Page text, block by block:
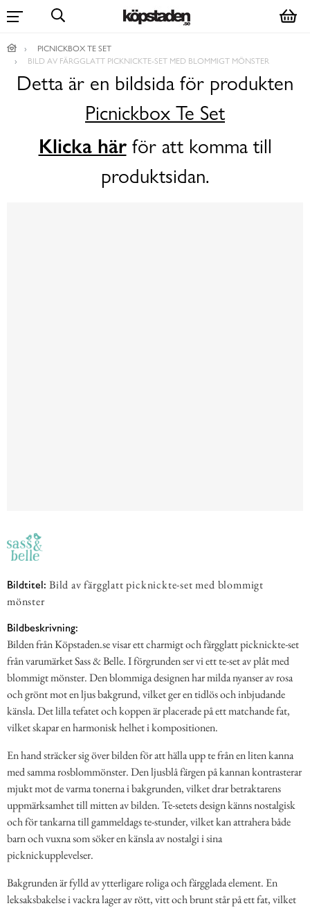
PICNICKBOX TE SET
BILD AV FÄRGGLATT PICKNICKTE-SET MED BLOMMIGT MÖNSTER
Detta är en bildsida för produkten
Picnickbox Te Set
Klicka härför att komma till
produktsidan.
Bildtitel: Bild av färgglatt picknickte-set med blommigt
mönster
Bildbeskrivning:
Bilden från Köpstaden.se visar ett charmigt och färgglatt picknickte-set
från varumärket Sass & Belle. I förgrunden ser vi ett te-set av plåt med
blommigt mönster. Den blommiga designen har milda nyanser av rosa
och grönt mot en ljus bakgrund, vilket ger en tidlös och inbjudande
känsla. Det lilla tefatet och koppen är placerade på ett matchande fat,
vilket skapar en harmonisk helhet i kompositionen.
En hand sträcker sig över bilden för att hälla upp te från en liten kanna
med samma rosblommönster. Den ljusblå färgen på kannan kontrasterar
mjukt mot de varma tonerna i bakgrunden, vilket drar betraktarens
uppmärksamhet till mitten av bilden. Te-setets design känns nostalgisk
och för tankarna till gammeldags te-stunder, vilket kan attrahera både
barn och vuxna som söker en känsla av nostalgi i sina
picknickupplevelser.
Bakgrunden är fylld av ytterligare roliga och färgglada element. En
leksaksbakelse i vackra lager av rött, vitt och brunt står på ett fat, vilket